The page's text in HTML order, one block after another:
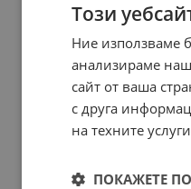
Този
Ние използваме
анализираме
сайт от ваша
с друга
на техните
ПОКАЖЕТЕ